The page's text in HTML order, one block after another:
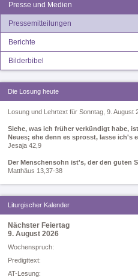
Presse und Medien
Pressemitteilungen
Berichte
Bilderbibel
Die Losung heute
Losung und Lehrtext für Sonntag, 9. August
Siehe, was ich früher verkündigt habe,
Neues; ehe denn es sprosst, lasse ich's
Jesaja 42,9
Der Menschensohn ist's, der den guten
Matthäus 13,37-38
Liturgischer Kalender
Nächster Feiertag
9. August 2026
Woc­hen­spruch:
Pre­digt­text:
AT-Le­sung: